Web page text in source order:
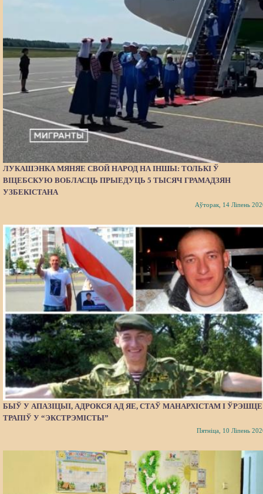
ЛУКАШЭНКА МЯНЯЕ СВОЙ НАРОД НА ІНШЫ: ТОЛЬКІ Ў
ВІЦЕБСКУЮ ВОБЛАСЦЬ ПРЫЕДУЦЬ 5 ТЫСЯЧ ГРАМАДЗЯН
УЗБЕКІСТАНА
Аўторак, 14 Ліпень
БЫЎ У АПАЗІЦЫІ, АДРОКСЯ АД ЯЕ, СТАЎ МАНАРХІСТАМ І ЎРЭШЦЕ
ТРАПІЎ У “ЭКСТРЭМІСТЫ”
Пятніца, 10 Ліпень